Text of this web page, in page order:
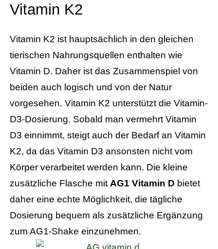
Vitamin K2
Vitamin K2 ist hauptsächlich in den gleichen
tierischen Nahrungsquellen enthalten wie
Vitamin D. Daher ist das Zusammenspiel von
beiden auch logisch und von der Natur
vorgesehen. Vitamin K2 unterstützt die Vitamin-
D3-Dosierung. Sobald man vermehrt Vitamin
D3 einnimmt, steigt auch der Bedarf an Vitamin
K2, da das Vitamin D3 ansonsten nicht vom
Körper verarbeitet werden kann. Die kleine
zusätzliche Flasche mit AG1 Vitamin D bietet
daher eine echte Möglichkeit, die tägliche
Dosierung bequem als zusätzliche Ergänzung
zum AG1-Shake einzunehmen.